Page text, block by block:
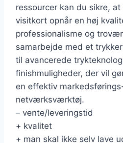
ressourcer kan du sikre,
visitkort opnår en høj
professionalisme og
samarbejde med et
til avancerede
finishmuligheder, der vil
en effektiv
netværksværktøj.
– vente/leveringstid
+ kvalitet
+ man skal ikke selv lave